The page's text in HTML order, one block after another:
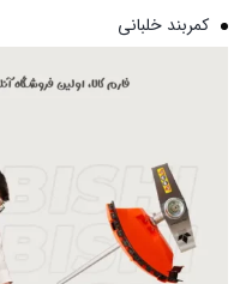
کمربند خلبانی